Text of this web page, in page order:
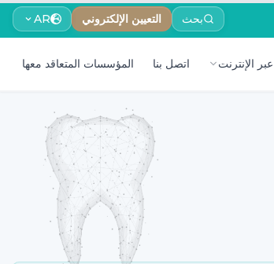
بحث التعيين الإلكتروني AR
الإنترنت اتصل بنا المؤسسات المتعاقد معها